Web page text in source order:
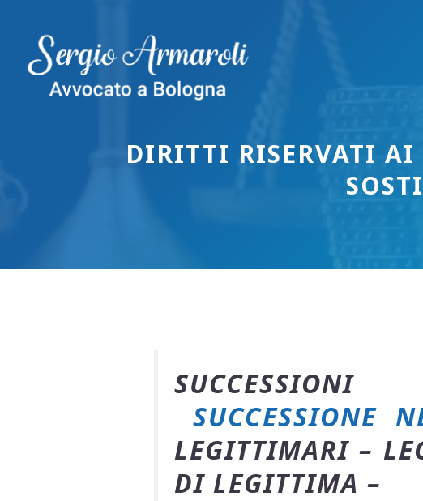
contenuto
DIRITTI RISERVATI
SUCCESSIONE
LEGITTIMARI –
DI LEGITTIMA –